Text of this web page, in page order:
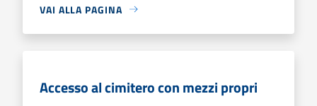
VAI ALLA PAGINA
Accesso al cimitero con mezzi propri